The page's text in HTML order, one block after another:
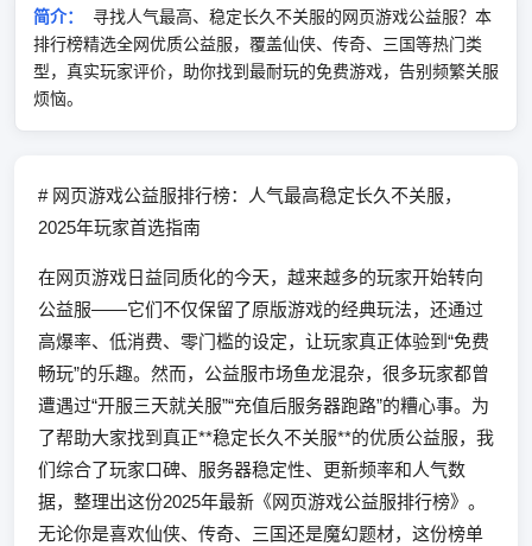
简介：
寻找人气最高、稳定长久不关服的网页游戏公益服？本
排行榜精选全网优质公益服，覆盖仙侠、传奇、三国等热门类
型，真实玩家评价，助你找到最耐玩的免费游戏，告别频繁关服
烦恼。
# 网页游戏公益服排行榜：人气最高稳定长久不关服，
2025年玩家首选指南
在网页游戏日益同质化的今天，越来越多的玩家开始转向
公益服——它们不仅保留了原版游戏的经典玩法，还通过
高爆率、低消费、零门槛的设定，让玩家真正体验到“免费
畅玩”的乐趣。然而，公益服市场鱼龙混杂，很多玩家都曾
遭遇过“开服三天就关服”“充值后服务器跑路”的糟心事。为
了帮助大家找到真正**稳定长久不关服**的优质公益服，我
们综合了玩家口碑、服务器稳定性、更新频率和人气数
据，整理出这份2025年最新《网页游戏公益服排行榜》。
无论你是喜欢仙侠、传奇、三国还是魔幻题材，这份榜单